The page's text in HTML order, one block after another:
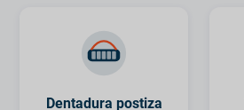
Dentadura postiza